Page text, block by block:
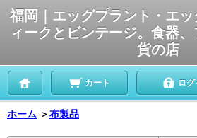
福岡｜エッグプラント・エ
ィークとビンテージ。食器
貨の店
カート ロ
ホーム ＞布製品